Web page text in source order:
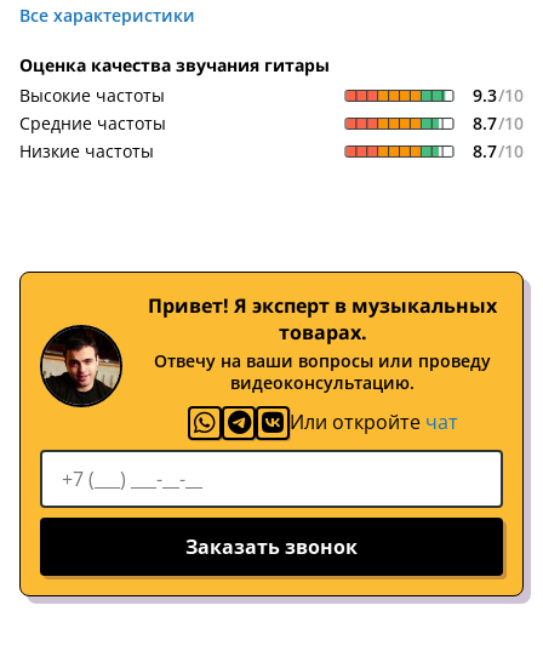
Все характеристики
Оценка качества звучания гитары
Высокие частоты
9.3/10
Средние частоты
8.7/10
Низкие частоты
8.7/10
Привет! Я эксперт в музыкальных
товарах.
Отвечу на ваши вопросы или проведу
видеоконсультацию.
Или откройте чат
Заказать звонок